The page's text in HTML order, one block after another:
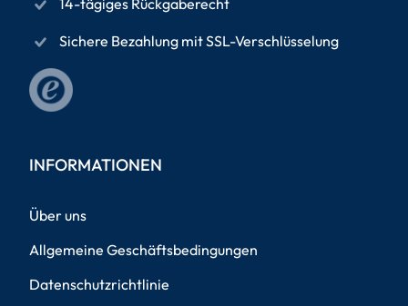
14-tägiges Rückgaberecht
Sichere Bezahlung mit SSL-Verschlüsselung
INFORMATIONEN
Über uns
Allgemeine Geschäftsbedingungen
Datenschutzrichtlinie